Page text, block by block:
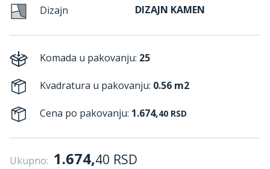
Dizajn DIZAJN KAMEN
Komada u pakovanju: 25
Kvadratura u pakovanju: 0.56 m2
Cena po pakovanju: 1.674,40 RSD
Ukupno: 1.674,40 RSD